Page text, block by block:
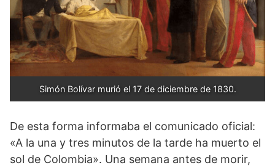
Simón Bolívar murió el 17 de diciembre de 1830.
De esta forma informaba el comunicado oficial:
«A la una y tres minutos de la tarde ha muerto el
sol de Colombia». Una semana antes de morir,